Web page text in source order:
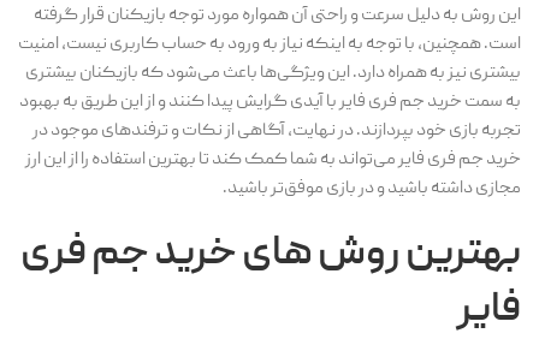
این روش به دلیل سرعت و راحتی آن همواره مورد توجه بازیکنان قرار گرفته
است. همچنین، با توجه به اینکه نیاز به ورود به حساب کاربری نیست، امنیت
بیشتری نیز به همراه دارد. این ویژگی‌ها باعث می‌شود که بازیکنان بیشتری
به سمت خرید جم فری فایر با آیدی گرایش پیدا کنند و از این طریق به بهبود
تجربه بازی خود بپردازند. در نهایت، آگاهی از نکات و ترفندهای موجود در
خرید جم فری فایر می‌تواند به شما کمک کند تا بهترین استفاده را از این ارز
مجازی داشته باشید و در بازی موفق‌تر باشید.
بهترین روش های خرید جم فری
فایر